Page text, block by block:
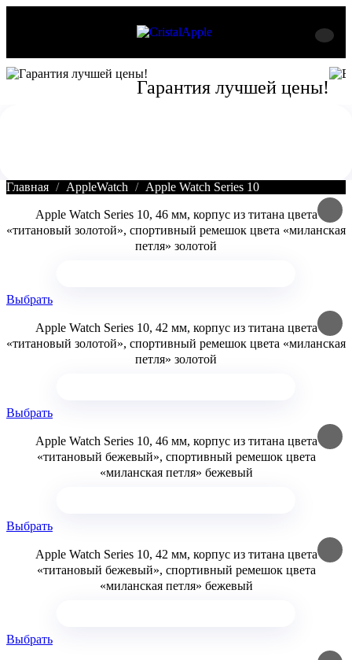
Гарантия лучшей цены!
Главная AppleWatch Apple Watch Series 10
Apple Watch Series 10, 46 мм, корпус из титана цвета
«титановый золотой», спортивный ремешок цвета «миланская
петля» золотой
Выбрать
Apple Watch Series 10, 42 мм, корпус из титана цвета
«титановый золотой», спортивный ремешок цвета «миланская
петля» золотой
Выбрать
Apple Watch Series 10, 46 мм, корпус из титана цвета
«титановый бежевый», спортивный ремешок цвета
«миланская петля» бежевый
Выбрать
Apple Watch Series 10, 42 мм, корпус из титана цвета
«титановый бежевый», спортивный ремешок цвета
«миланская петля» бежевый
Выбрать